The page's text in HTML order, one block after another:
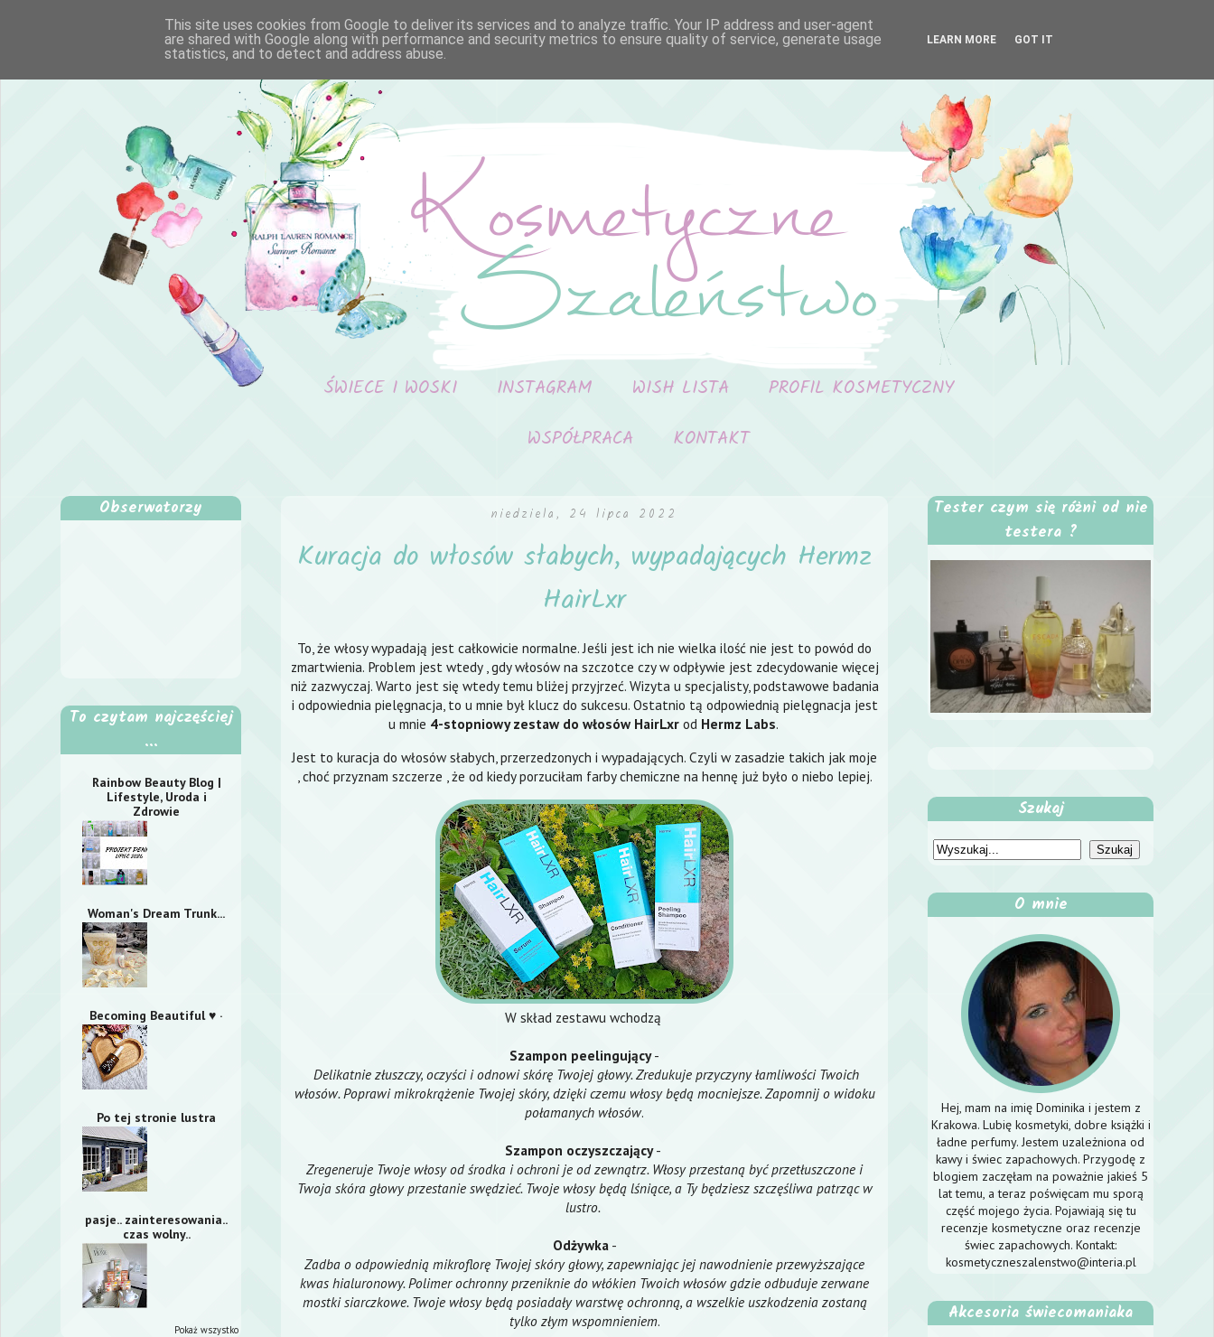
ŚWIECE I WOSKI INSTAGRAM WISH LISTA
PROFIL KOSMETYCZNY
WSPÓŁPRACA
KONTAKT
niedziela, 24 lipca 2022
Kuracja do włosów słabych, wypadających Hermz
HairLxr
To, że włosy wypadają jest całkowicie normalne. Jeśli jest ich nie wielka ilość nie jest to powód do
zmartwienia. Problem jest wtedy , gdy włosów na szczotce czy w odpływie jest zdecydowanie więcej
niż zazwyczaj. Warto jest się wtedy temu bliżej przyjrzeć. Wizyta u specjalisty, podstawowe badania
i odpowiednia pielęgnacja, to u mnie był klucz do sukcesu. Ostatnio tą odpowiednią pielęgnacja jest
u mnie 4-stopniowy zestaw do włosów HairLxr od Hermz Labs.
Jest to kuracja do włosów słabych, przerzedzonych i wypadających. Czyli w zasadzie takich jak moje
, choć przyznam szczerze , że od kiedy porzuciłam farby chemiczne na hennę już było o niebo lepiej.
W skład zestawu wchodzą
Szampon peelingujący-
Delikatnie złuszczy, oczyści i odnowi skórę Twojej głowy. Zredukuje przyczyny łamliwości Twoich
włosów. Poprawi mikrokrążenie Twojej skóry, dzięki czemu włosy będą mocniejsze. Zapomnij o widoku
połamanych włosów.
Szampon oczyszczający-
Zregeneruje Twoje włosy od środka i ochroni je od zewnątrz. Włosy przestaną być przetłuszczone i
Twoja skóra głowy przestanie swędzieć. Twoje włosy będą lśniące, a Ty będziesz szczęśliwa patrząc w
lustro.
Odżywka-
Zadba o odpowiednią mikroflorę Twojej skóry głowy, zapewniając jej nawodnienie przewyższające
kwas hialuronowy. Polimer ochronny przeniknie do włókien Twoich włosów gdzie odbuduje zerwane
mostki siarczkowe. Twoje włosy będą posiadały warstwę ochronną, a wszelkie uszkodzenia zostaną
tylko złym wspomnieniem.
Obserwatorzy
To czytam najczęściej
...
Rainbow Beauty Blog |
Lifestyle, Uroda i
Zdrowie
Woman's Dream Trunk...
Becoming Beautiful ♥ ·
Po tej stronie lustra
pasje.. zainteresowania..
czas wolny..
Pokaż wszystko
Tester czym się różni od nie
testera ?
Szukaj
O mnie
Hej, mam na imię Dominika i jestem z
Krakowa. Lubię kosmetyki, dobre książki i
ładne perfumy. Jestem uzależniona od
kawy i świec zapachowych. Przygodę z
blogiem zaczęłam na poważnie jakieś 5
lat temu, a teraz poświęcam mu sporą
część mojego życia. Pojawiają się tu
recenzje kosmetyczne oraz recenzje
świec zapachowych. Kontakt:
kosmetyczneszalenstwo@interia.pl
Akcesoria świecomaniaka
This site uses cookies from Google to deliver its services and to analyze traffic. Your IP address and user-agent
are shared with Google along with performance and security metrics to ensure quality of service, generate usage
statistics, and to detect and address abuse.
LEARN MORE GOT IT